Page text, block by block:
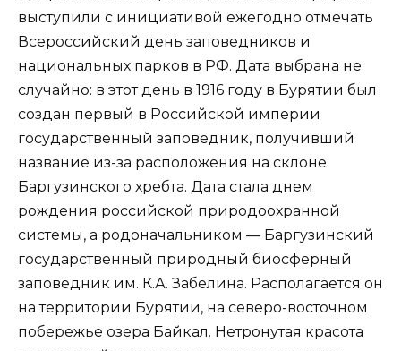
выступили с инициативой ежегодно отмечать
Всероссийский день заповедников и
национальных парков в РФ. Дата выбрана не
случайно: в этот день в 1916 году в Бурятии был
создан первый в Российской империи
государственный заповедник, получивший
название из-за расположения на склоне
Баргузинского хребта. Дата стала днем
рождения российской природоохранной
системы, а родоначальником — Баргузинский
государственный природный биосферный
заповедник им. К.А. Забелина. Располагается он
на территории Бурятии, на северо-восточном
побережье озера Байкал. Нетронутая красота